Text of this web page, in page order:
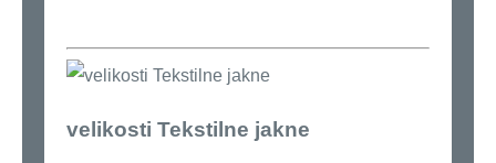
velikosti Tekstilne jakne